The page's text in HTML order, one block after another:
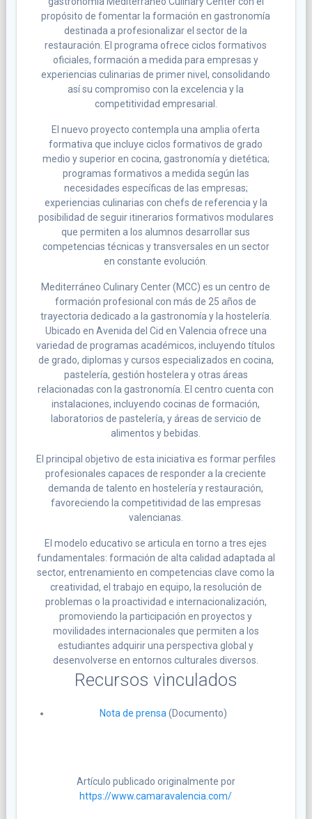
propósito de fomentar la formación en gastronomía
destinada a profesionalizar el sector de la
restauración. El programa ofrece ciclos formativos
oficiales, formación a medida para empresas y
experiencias culinarias de primer nivel, consolidando
así su compromiso con la excelencia y la
competitividad empresarial.
El nuevo proyecto contempla una amplia oferta
formativa que incluye ciclos formativos de grado
medio y superior en cocina, gastronomía y dietética;
programas formativos a medida según las
necesidades específicas de las empresas;
experiencias culinarias con chefs de referencia y la
posibilidad de seguir itinerarios formativos modulares
que permiten a los alumnos desarrollar sus
competencias técnicas y transversales en un sector
en constante evolución.
Mediterráneo Culinary Center (MCC) es un centro de
formación profesional con más de 25 años de
trayectoria dedicado a la gastronomía y la hostelería.
Ubicado en Avenida del Cid en Valencia ofrece una
variedad de programas académicos, incluyendo títulos
de grado, diplomas y cursos especializados en cocina,
pastelería, gestión hostelera y otras áreas
relacionadas con la gastronomía. El centro cuenta con
instalaciones, incluyendo cocinas de formación,
laboratorios de pastelería, y áreas de servicio de
alimentos y bebidas.
El principal objetivo de esta iniciativa es formar perfiles
profesionales capaces de responder a la creciente
demanda de talento en hostelería y restauración,
favoreciendo la competitividad de las empresas
valencianas.
El modelo educativo se articula en torno a tres ejes
fundamentales: formación de alta calidad adaptada al
sector, entrenamiento en competencias clave como la
creatividad, el trabajo en equipo, la resolución de
problemas o la proactividad e internacionalización,
promoviendo la participación en proyectos y
movilidades internacionales que permiten a los
estudiantes adquirir una perspectiva global y
desenvolverse en entornos culturales diversos.
Recursos vinculados
Nota de prensa (Documento)
Artículo publicado originalmente por
https://www.camaravalencia.com/